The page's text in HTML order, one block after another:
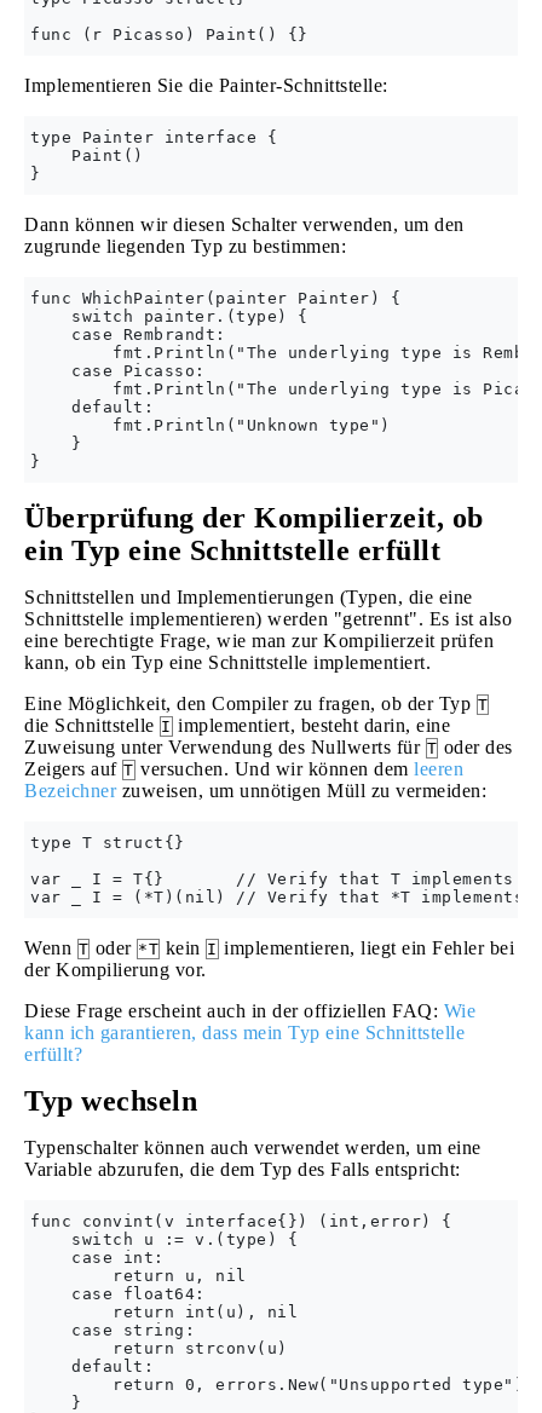
Implementieren Sie die Painter-Schnittstelle:
type Painter interface {
    Paint()
Dann können wir diesen Schalter verwenden, um den
zugrunde liegenden Typ zu bestimmen:
func WhichPainter(painter Painter) {
    switch painter.(type) {
    case Rembrandt:
fmt.Println("The underlying type is
    case Picasso:
fmt.Println("The underlying type is
    default:
        fmt.Println("Unknown type")
    }
Überprüfung der Kompilierzeit, ob
ein Typ eine Schnittstelle erfüllt
Schnittstellen und Implementierungen (Typen, die eine
Schnittstelle implementieren) werden "getrennt". Es ist also
eine berechtigte Frage, wie man zur Kompilierzeit prüfen
kann, ob ein Typ eine Schnittstelle implementiert.
Eine Möglichkeit, den Compiler zu fragen, ob der Typ T
die Schnittstelle I implementiert, besteht darin, eine
Zuweisung unter Verwendung des Nullwerts für T oder des
Zeigers auf T versuchen. Und wir können dem leeren
Bezeichnerzuweisen, um unnötigen Müll zu vermeiden:
type T struct{}
var _ I = T{}       // Verify that T implements
Wenn T oder *T kein I implementieren, liegt ein Fehler bei
der Kompilierung vor.
Diese Frage erscheint auch in der offiziellen FAQ: Wie
kann ich garantieren, dass mein Typ eine Schnittstelle
erfüllt?
Typ wechseln
Typenschalter können auch verwendet werden, um eine
Variable abzurufen, die dem Typ des Falls entspricht:
func convint(v interface{}) (int,error) {
    switch u := v.(type) {
    case int:
        return u, nil
    case float64:
        return int(u), nil
    case string:
        return strconv(u)
    default:
        return 0, errors.New("Unsupported type")
    }